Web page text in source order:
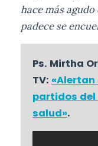
hace más
padece se
Ps. Mirtha
TV: «Alertan
partidos
salud».